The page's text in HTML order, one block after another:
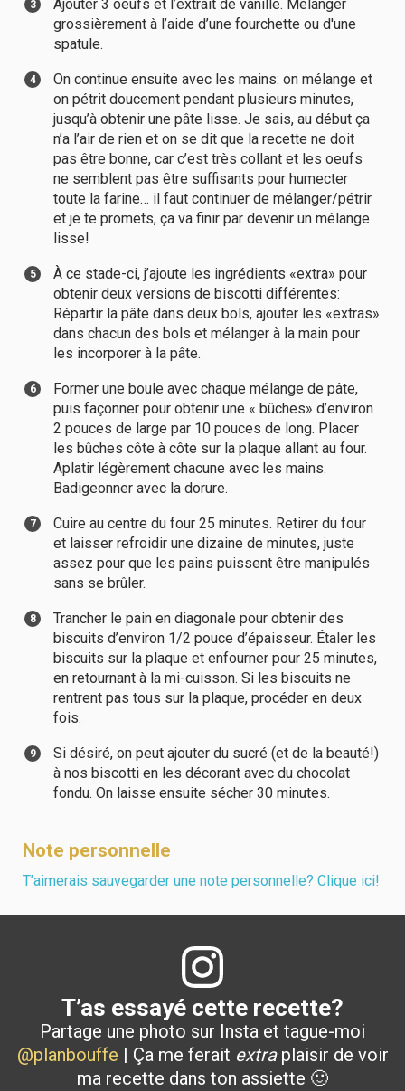
Ajouter 3 oeufs et l’extrait de vanille. Mélanger
grossièrement à l’aide d’une fourchette ou d'une
spatule.
On continue ensuite avec les mains: on mélange et
on pétrit doucement pendant plusieurs minutes,
jusqu’à obtenir une pâte lisse. Je sais, au début ça
n’a l’air de rien et on se dit que la recette ne doit
pas être bonne, car c’est très collant et les oeufs
ne semblent pas être suffisants pour humecter
toute la farine… il faut continuer de mélanger/pétrir
et je te promets, ça va finir par devenir un mélange
lisse!
À ce stade-ci, j’ajoute les ingrédients «extra» pour
obtenir deux versions de biscotti différentes:
Répartir la pâte dans deux bols, ajouter les «extras»
dans chacun des bols et mélanger à la main pour
les incorporer à la pâte.
Former une boule avec chaque mélange de pâte,
puis façonner pour obtenir une « bûches» d’environ
2 pouces de large par 10 pouces de long. Placer
les bûches côte à côte sur la plaque allant au four.
Aplatir légèrement chacune avec les mains.
Badigeonner avec la dorure.
Cuire au centre du four 25 minutes. Retirer du four
et laisser refroidir une dizaine de minutes, juste
assez pour que les pains puissent être manipulés
sans se brûler.
Trancher le pain en diagonale pour obtenir des
biscuits d’environ 1/2 pouce d’épaisseur. Étaler les
biscuits sur la plaque et enfourner pour 25 minutes,
en retournant à la mi-cuisson. Si les biscuits ne
rentrent pas tous sur la plaque, procéder en deux
fois.
Si désiré, on peut ajouter du sucré (et de la beauté!)
à nos biscotti en les décorant avec du chocolat
fondu. On laisse ensuite sécher 30 minutes.
Note personnelle
T’aimerais sauvegarder une note personnelle? Clique ici!
T’as essayé cette recette?
Partage une photo sur Insta et tague-moi
@planbouffe | Ça me ferait extraplaisir de voir
ma recette dans ton assiette 🙂